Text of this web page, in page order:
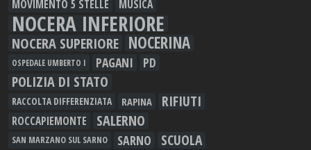
MOVIMENTO 5 STELLE MUSICA
NOCERA INFERIORE
NOCERA SUPERIORE NOCERINA
OSPEDALE UMBERTO I PAGANI PD
POLIZIA DI STATO
RACCOLTA DIFFERENZIATA RAPINA RIFIUTI
ROCCAPIEMONTE SALERNO
SAN MARZANO SUL SARNO SARNO SCUOLA